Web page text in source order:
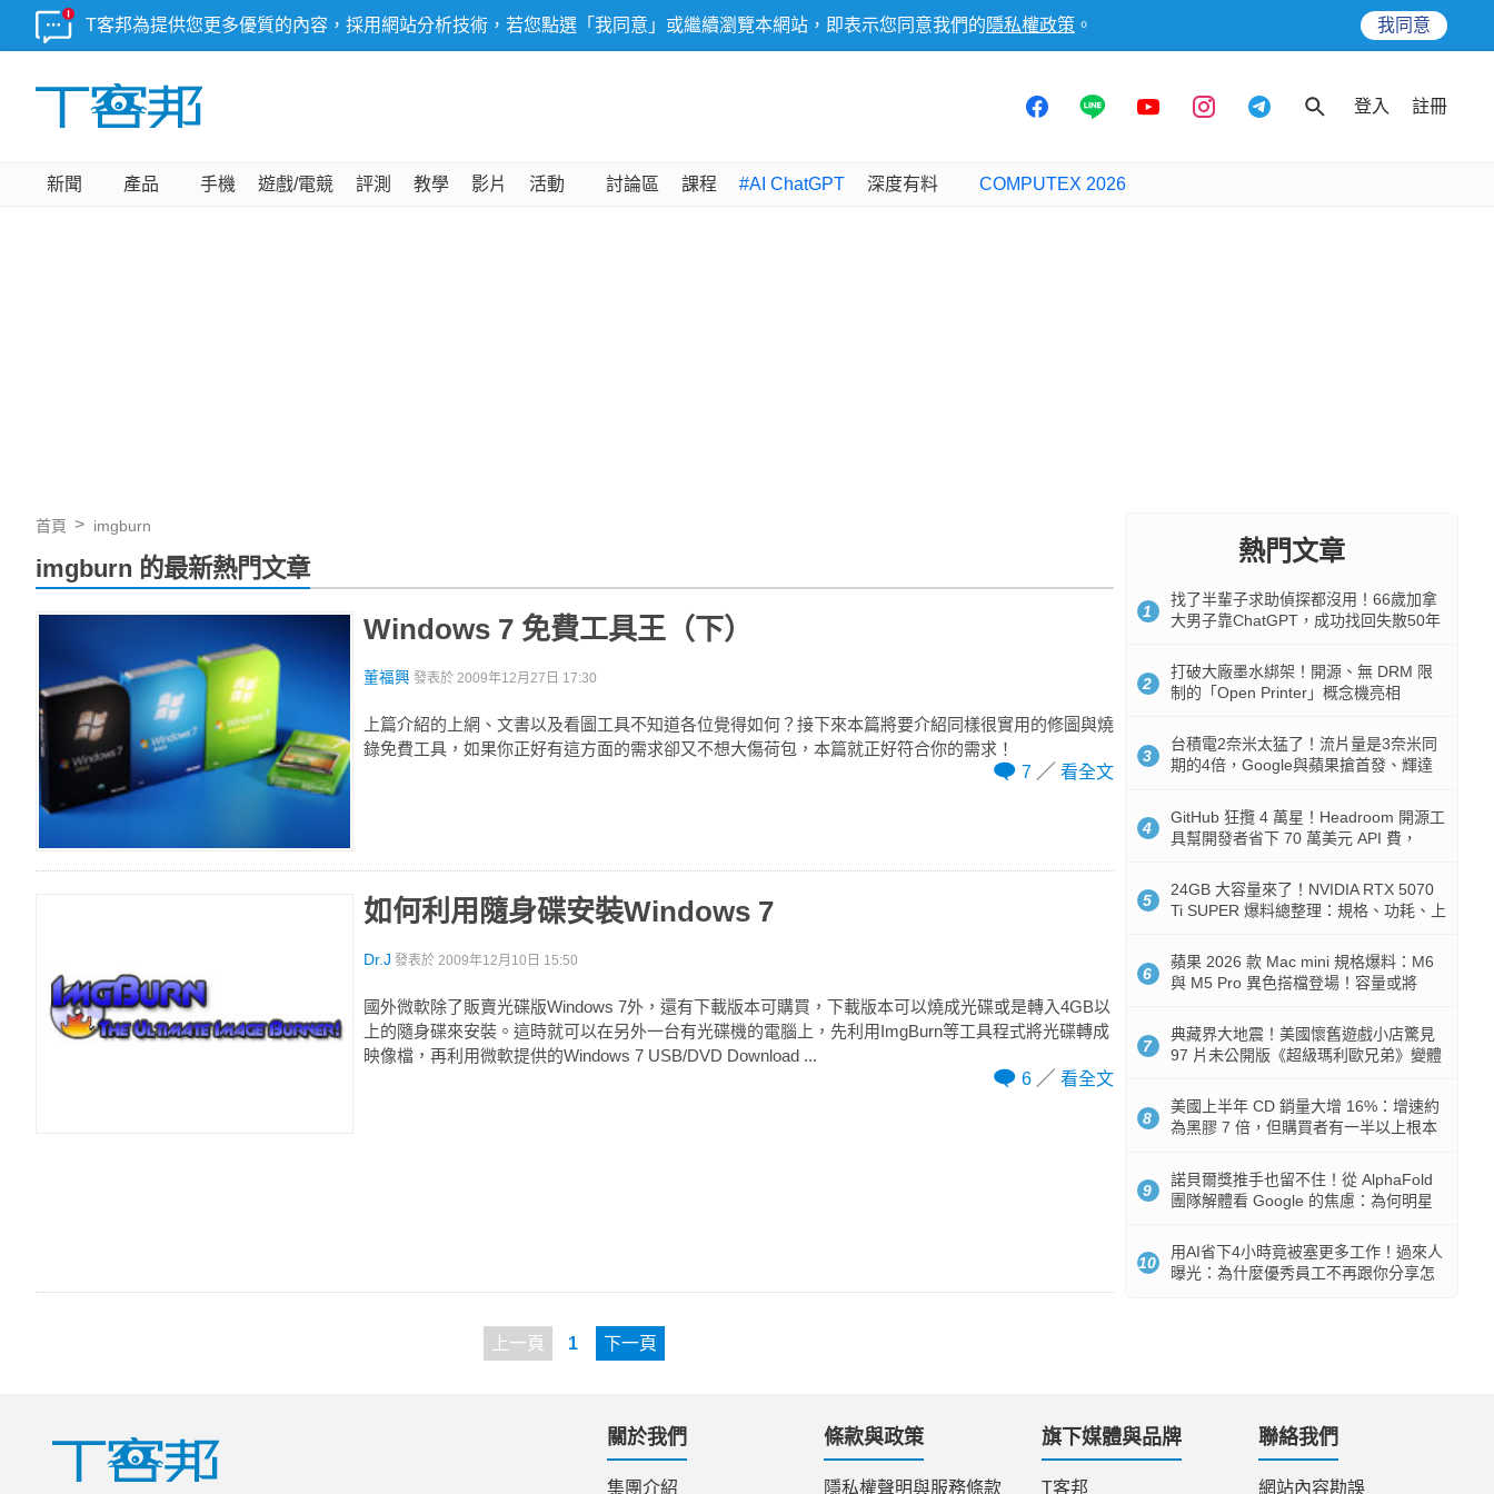
T客邦為提供您更多優質的內容，採用網站分析技術，若您點選「我同意」或繼續瀏覽本網站，即表示您同意我們的 隱私權政策 。 我同意
登入 註冊
新聞 產品 手機 遊戲/電競 評測 教學 影片 活動 討論區 課程 #AI ChatGPT 深度有料 COMPUTEX 2026
首頁 imgburn
imgburn 的最新熱門文章
Windows 7 免費工具王（下）
董福興 發表於 2009年12月27日 17:30
上篇介紹的上網、文書以及看圖工具不知道各位覺得如何？接下來本篇將要介紹同樣很實用的修圖與燒
錄免費工具，如果你正好有這方面的需求卻又不想大傷荷包，本篇就正好符合你的需求！
7
看全文
如何利用隨身碟安裝Windows 7
Dr.J 發表於 2009年12月10日 15:50
國外微軟除了販賣光碟版Windows 7外，還有下載版本可購買，下載版本可以燒成光碟或是轉入4GB以
上的隨身碟來安裝。這時就可以在另外一台有光碟機的電腦上，先利用ImgBurn等工具程式將光碟轉成
映像檔，再利用微軟提供的Windows 7 USB/DVD Download ...
6
看全文
上一頁 1 下一頁
熱門文章
1
找了半輩子求助偵探都沒用！66歲加拿
大男子靠ChatGPT，成功找回失散50年
2
打破大廠墨水綁架！開源、無 DRM 限
制的「Open Printer」概念機亮相
3
台積電2奈米太猛了！流片量是3奈米同
期的4倍，Google與蘋果搶首發、輝達
4
GitHub 狂攬 4 萬星！Headroom 開源工
具幫開發者省下 70 萬美元 API 費，
5
24GB 大容量來了！NVIDIA RTX 5070
Ti SUPER 爆料總整理：規格、功耗、上
6
蘋果 2026 款 Mac mini 規格爆料：M6
與 M5 Pro 異色搭檔登場！容量或將
7
典藏界大地震！美國懷舊遊戲小店驚見
97 片未公開版《超級瑪利歐兄弟》變體
8
美國上半年 CD 銷量大增 16%：增速約
為黑膠 7 倍，但購買者有一半以上根本
9
諾貝爾獎推手也留不住！從 AlphaFold
團隊解體看 Google 的焦慮：為何明星
10
用AI省下4小時竟被塞更多工作！過來人
曝光：為什麼優秀員工不再跟你分享怎
關於我們
集團介紹
條款與政策
隱私權聲明與服務條款
旗下媒體與品牌
T客邦
聯絡我們
網站內容勘誤